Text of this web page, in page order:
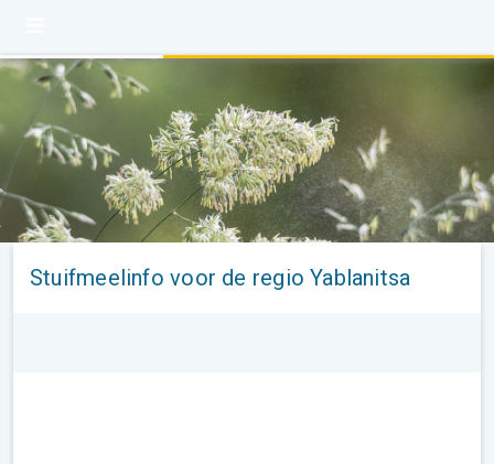
Stuifmeelinfo voor de regio Yablanitsa